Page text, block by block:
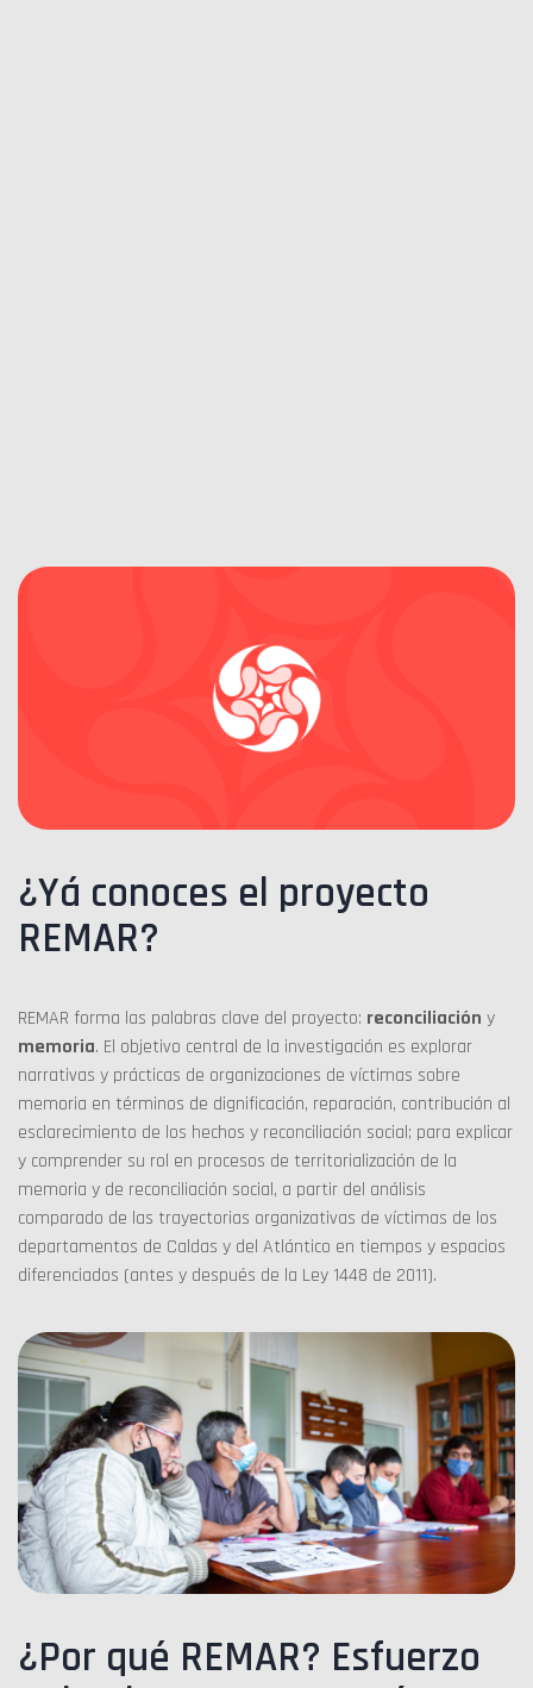
¿Yá conoces el proyecto
REMAR?
REMAR forma las palabras clave del proyecto: reconciliación y
memoria. El objetivo central de la investigación es explorar
narrativas y prácticas de organizaciones de víctimas sobre
memoria en términos de dignificación, reparación, contribución al
esclarecimiento de los hechos y reconciliación social; para explicar
y comprender su rol en procesos de territorialización de la
memoria y de reconciliación social, a partir del análisis
comparado de las trayectorias organizativas de víctimas de los
departamentos de Caldas y del Atlántico en tiempos y espacios
diferenciados (antes y después de la Ley 1448 de 2011).
¿Por qué REMAR? Esfuerzo